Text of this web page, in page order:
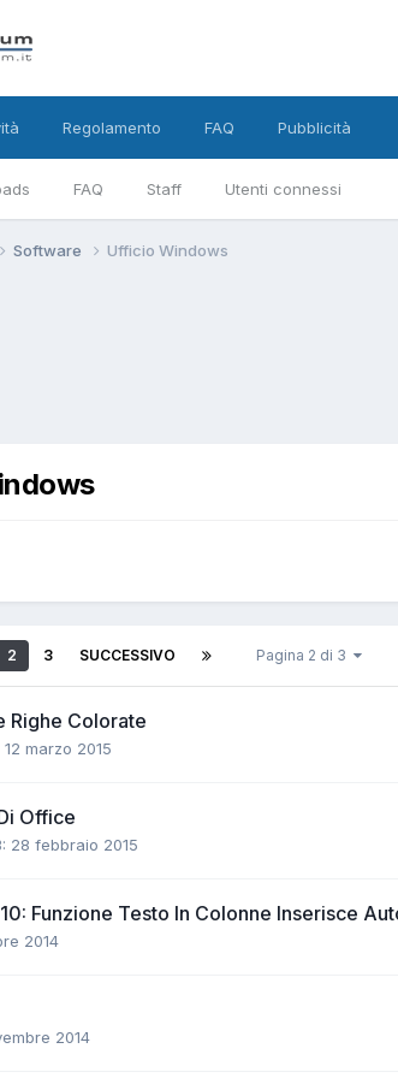
FAQ Staff Utenti connessi
Regolamento FAQ Pubblicità
Software Ufficio Windows
2 3 SUCCESSIVO Pagina 2 di 3
Righe Colorate
12 marzo 2015
Office
28 febbraio 2015
Funzione Testo In Colonne Inserisce
2014
2014